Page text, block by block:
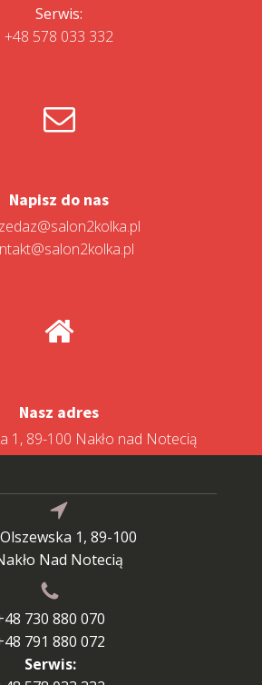
Serwis:
+48 578 033 332
Napisz do nas
Nasz adres
1, 89-100 Nakło nad Notecią
1, 89-100
Nad Notecią
730 880 070
791 880 072
Serwis: